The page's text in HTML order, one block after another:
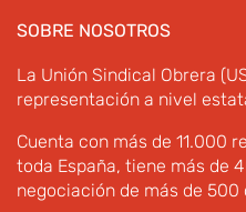
SOBRE NOSOTROS
La Unión Sindical Obrera
representación a nivel
Cuenta con más de 11.000
toda España, tiene más de
negociación de más de